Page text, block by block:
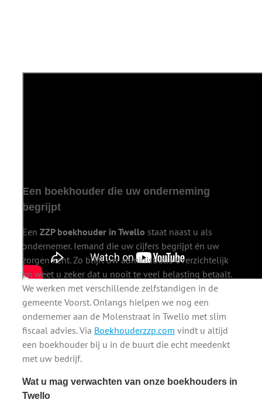
Een boekhouder die uw onderneming
begrijpt
Een ZZP boekhouder in Twello staat naast u als
ondernemer. Iemand die uw cijfers begrijpt én uw
zorgen kent. Zo blijft uw administratie overzichtelijk
en weet u zeker dat u nooit te veel belasting betaalt.
We werken met verschillende zelfstandigen in de
gemeente Voorst. Onlangs hielpen we nog een
ondernemer aan de Molenstraat in Twello met slim
fiscaal advies. Via Boekhouderzzp.com vindt u altijd
een boekhouder bij u in de buurt die echt meedenkt
met uw bedrijf.
Wat u mag verwachten van onze boekhouders in
Twello